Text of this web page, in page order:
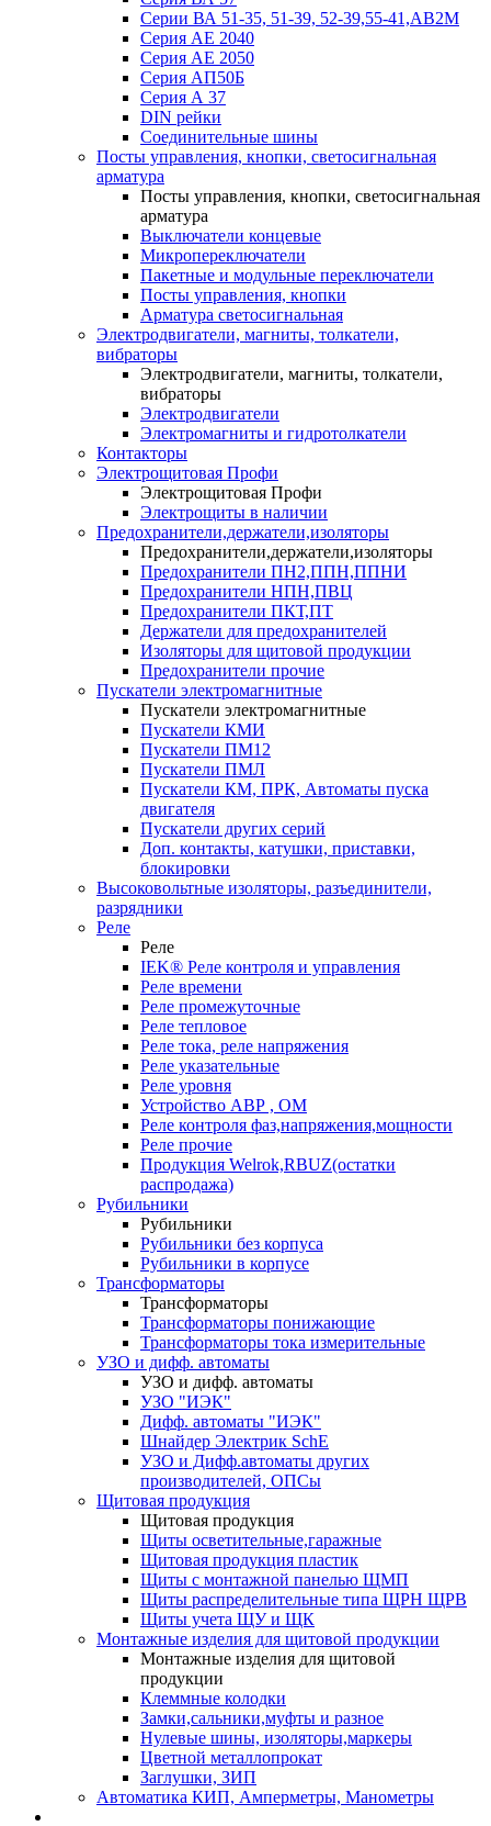
Серии ВА 51-35, 51-39, 52-39,55-41,АВ2М
Серия АЕ 2040
Серия АЕ 2050
Серия АП50Б
Серия А 37
DIN рейки
Соединительные шины
Посты управления, кнопки, светосигнальная
арматура
Посты управления, кнопки, светосигнальная
арматура
Выключатели концевые
Микропереключатели
Пакетные и модульные переключатели
Посты управления, кнопки
Арматура светосигнальная
Электродвигатели, магниты, толкатели,
вибраторы
Электродвигатели, магниты, толкатели,
вибраторы
Электродвигатели
Электромагниты и гидротолкатели
Контакторы
Электрощитовая Профи
Электрощитовая Профи
Электрощиты в наличии
Предохранители,держатели,изоляторы
Предохранители,держатели,изоляторы
Предохранители ПН2,ППН,ППНИ
Предохранители НПН,ПВЦ
Предохранители ПКТ,ПТ
Держатели для предохранителей
Изоляторы для щитовой продукции
Предохранители прочие
Пускатели электромагнитные
Пускатели электромагнитные
Пускатели КМИ
Пускатели ПМ12
Пускатели ПМЛ
Пускатели КМ, ПРК, Автоматы пуска
двигателя
Пускатели других серий
Доп. контакты, катушки, приставки,
блокировки
Высоковольтные изоляторы, разъединители,
разрядники
Реле
Реле
IEK® Реле контроля и управления
Реле времени
Реле промежуточные
Реле тепловое
Реле тока, реле напряжения
Реле указательные
Реле уровня
Устройство АВР , ОМ
Реле контроля фаз,напряжения,мощности
Реле прочие
Продукция Welrok,RBUZ(остатки
распродажа)
Рубильники
Рубильники
Рубильники без корпуса
Рубильники в корпусе
Трансформаторы
Трансформаторы
Трансформаторы понижающие
Трансформаторы тока измерительные
УЗО и дифф. автоматы
УЗО и дифф. автоматы
УЗО "ИЭК"
Дифф. автоматы "ИЭК"
Шнайдер Электрик SchE
УЗО и Дифф.автоматы других
производителей, ОПСы
Щитовая продукция
Щитовая продукция
Щиты осветительные,гаражные
Щитовая продукция пластик
Щиты с монтажной панелью ЩМП
Щиты распределительные типа ЩРН ЩРВ
Щиты учета ЩУ и ЩК
Монтажные изделия для щитовой продукции
Монтажные изделия для щитовой
продукции
Клеммные колодки
Замки,сальники,муфты и разное
Нулевые шины, изоляторы,маркеры
Цветной металлопрокат
Заглушки, ЗИП
Автоматика КИП, Амперметры, Манометры